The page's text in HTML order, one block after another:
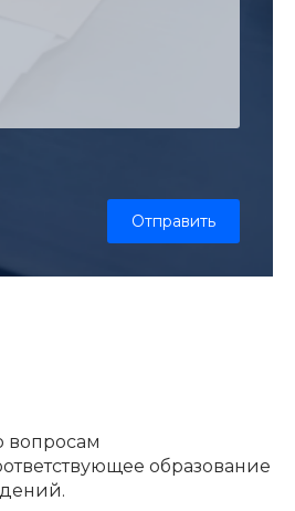
вопросам
образование